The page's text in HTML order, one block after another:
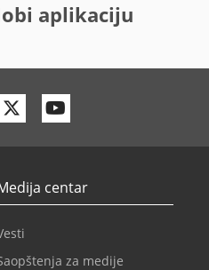
aplikaciju
Twitter
centar
za medije